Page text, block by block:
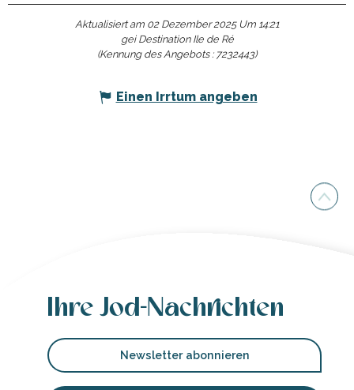
Aktualisiert am 02 Dezember 2025 Um 14:21
gei Destination Ile de Ré
(Kennung des Angebots : 7232443)
Einen Irrtum angeben
Ihre Jod-Nachrichten
Newsletter abonnieren